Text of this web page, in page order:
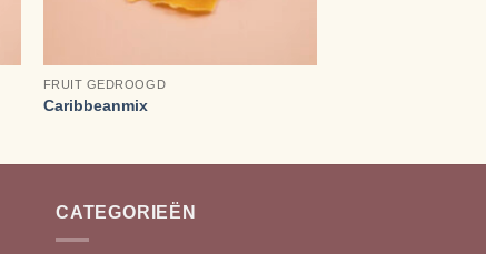
FRUIT GEDROOGD
Caribbeanmix
CATEGORIEËN